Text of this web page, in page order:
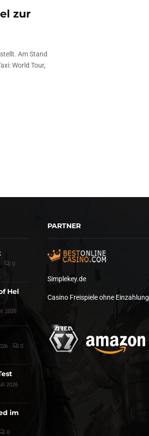
zur
Am Stand
World Tour,
0
Hel
2026
0
2026
im
0
PARTNER
Simplekey.de
Casino Freispiele ohne Einzahlung